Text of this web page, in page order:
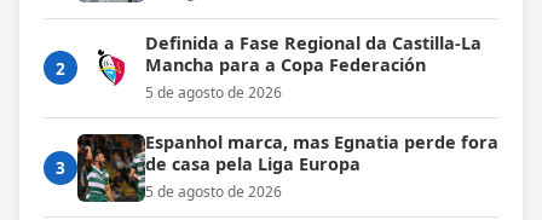
2
Definida a Fase Regional da Castilla-La
Mancha para a Copa Federación
5 de agosto de 2026
3
Espanhol marca, mas Egnatia perde fora
de casa pela Liga Europa
5 de agosto de 2026